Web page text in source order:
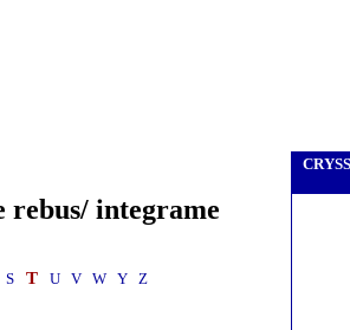
rebus/ integrame
S T U V W Y Z